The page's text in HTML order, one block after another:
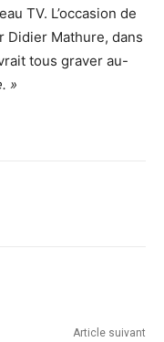
TV. L’occasion de
Didier Mathure, dans
tous graver au-
»
Article suivant